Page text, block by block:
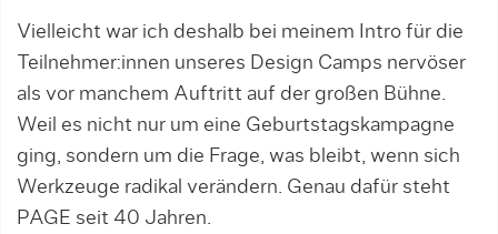
Vielleicht war ich deshalb bei meinem Intro für die
Teilnehmer:innen unseres Design Camps nervöser
als vor manchem Auftritt auf der großen Bühne.
Weil es nicht nur um eine Geburtstagskampagne
ging, sondern um die Frage, was bleibt, wenn sich
Werkzeuge radikal verändern. Genau dafür steht
PAGE seit 40 Jahren.